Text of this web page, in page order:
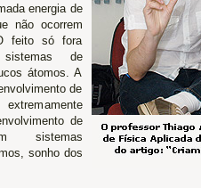
energia de
não ocorrem
feito só fora
sistemas de
átomos. A
de
de
sistemas
sonho dos